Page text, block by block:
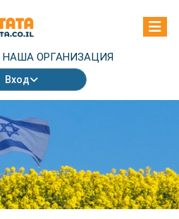
НАША ОРГАНИЗАЦИЯ
Вход